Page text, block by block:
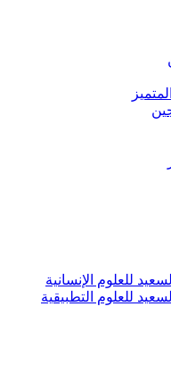
للعلوم الإنسانية
للعلوم التطبيقية